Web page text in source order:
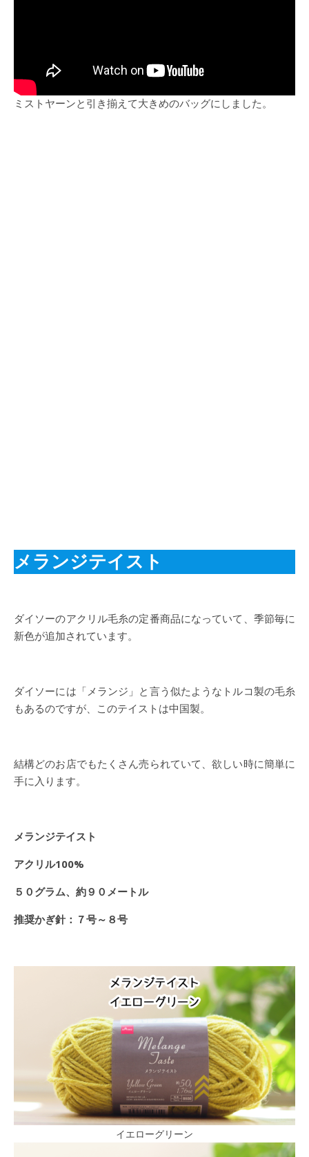
ミストヤーンと引き揃えて大きめのバッグにしました。
メランジテイスト
ダイソーのアクリル毛糸の定番商品になっていて、季節毎に
新色が追加されています。
ダイソーには「メランジ」と言う似たようなトルコ製の毛糸
もあるのですが、このテイストは中国製。
結構どのお店でもたくさん売られていて、欲しい時に簡単に
手に入ります。
メランジテイスト
アクリル100%
５０グラム、約９０メートル
推奨かぎ針：７号～８号
イエローグリーン